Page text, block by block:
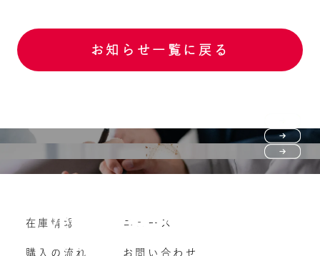
お知らせ一覧に戻る
購入の流れ
よくいただくご質問
Vehicle purchase
車両買い取り
在庫情報
購入の流れ
ニュース
お問い合わせ